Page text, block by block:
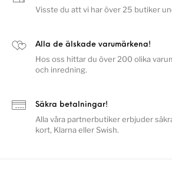
Visste du att vi har över 25 butiker
Alla de älskade varumärkena!
Hos oss hittar du över 200 olika
och inredning.
Säkra betalningar!
Alla våra partnerbutiker erbjuder
kort, Klarna eller Swish.